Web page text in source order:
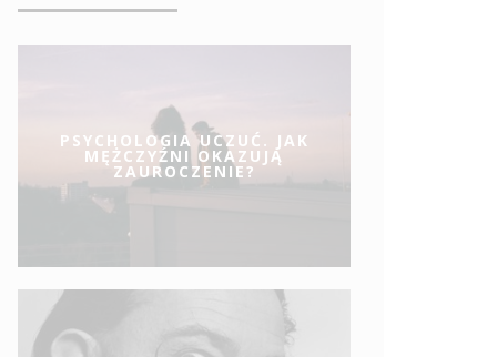
PSYCHOLOGIA UCZUĆ. JAK
MĘŻCZYŹNI OKAZUJĄ
ZAUROCZENIE?